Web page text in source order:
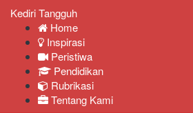
Kediri Tangguh
Home
Inspirasi
Peristiwa
Pendidikan
Rubrikasi
Tentang Kami